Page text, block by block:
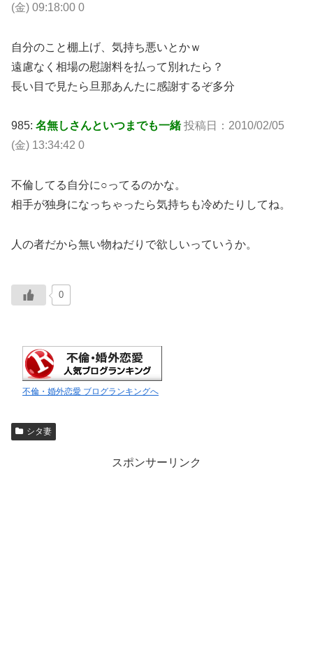
(金) 09:18:00 0
自分のこと棚上げ、気持ち悪いとかｗ
遠慮なく相場の慰謝料を払って別れたら？
長い目で見たら旦那あんたに感謝するぞ多分
985: 名無しさんといつまでも一緒投稿日：2010/02/05
(金) 13:34:42 0
不倫してる自分に○ってるのかな。
相手が独身になっちゃったら気持ちも冷めたりしてね。
人の者だから無い物ねだりで欲しいっていうか。
0
不倫・婚外恋愛 ブログランキングへ
シタ妻
スポンサーリンク